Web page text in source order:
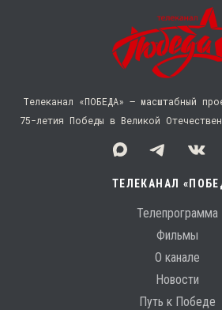
Телеканал «ПОБЕДА» — масштабный
75-летия Победы в Великой
ТЕЛЕКАНАЛ
Телепрограмма
Фильмы
О канале
Новости
Путь к Победе